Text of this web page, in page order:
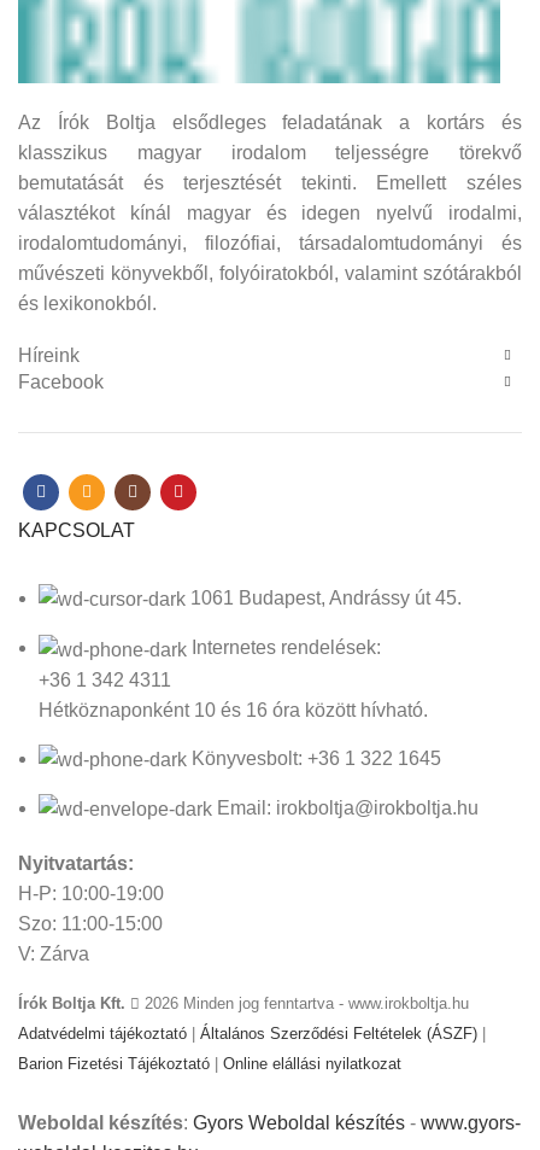
Az Írók Boltja elsődleges feladatának a kortárs és
klasszikus magyar irodalom teljességre törekvő
bemutatását és terjesztését tekinti. Emellett széles
választékot kínál magyar és idegen nyelvű irodalmi,
irodalomtudományi, filozófiai, társadalomtudományi és
művészeti könyvekből, folyóiratokból, valamint szótárakból
és lexikonokból.
Híreink
Facebook
KAPCSOLAT
1061 Budapest, Andrássy út 45.
Internetes rendelések:
+36 1 342 4311
Hétköznaponként 10 és 16 óra között hívható.
Könyvesbolt: +36 1 322 1645
Email: irokboltja@irokboltja.hu
Nyitvatartás:
H-P: 10:00-19:00
Szo: 11:00-15:00
V: Zárva
Írók Boltja Kft.
2026 Minden jog fenntartva - www.irokboltja.hu
Adatvédelmi tájékoztató
Általános Szerződési Feltételek (ÁSZF)
Barion Fizetési Tájékoztató
Online elállási nyilatkozat
Weboldal készítés: Gyors Weboldal készítés - www.gyors-